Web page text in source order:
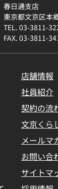
春日通支店
東京都文京区本
TEL. 03-3811-
FAX. 03-3811-
店舗情報
社員紹介
契約の流
文京くら
メールマ
お問い合
サイトマ